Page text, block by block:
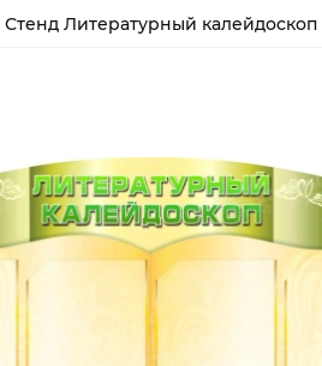
Стенд Литературный